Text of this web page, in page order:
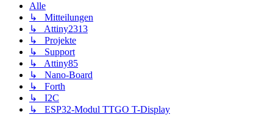
Alle
↳ Mitteilungen
↳ Attiny2313
↳ Projekte
↳ Support
↳ Attiny85
↳ Nano-Board
↳ Forth
↳ I2C
↳ ESP32-Modul TTGO T-Display